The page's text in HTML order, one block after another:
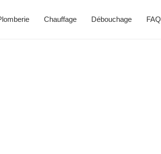
Chauffage Débouchage FAQ